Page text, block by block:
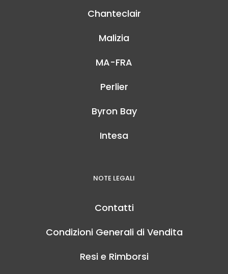
Chanteclair
Malizia
MA-FRA
Perlier
Byron Bay
Intesa
NOTE LEGALI
Contatti
Condizioni Generali di Vendita
Resi e Rimborsi